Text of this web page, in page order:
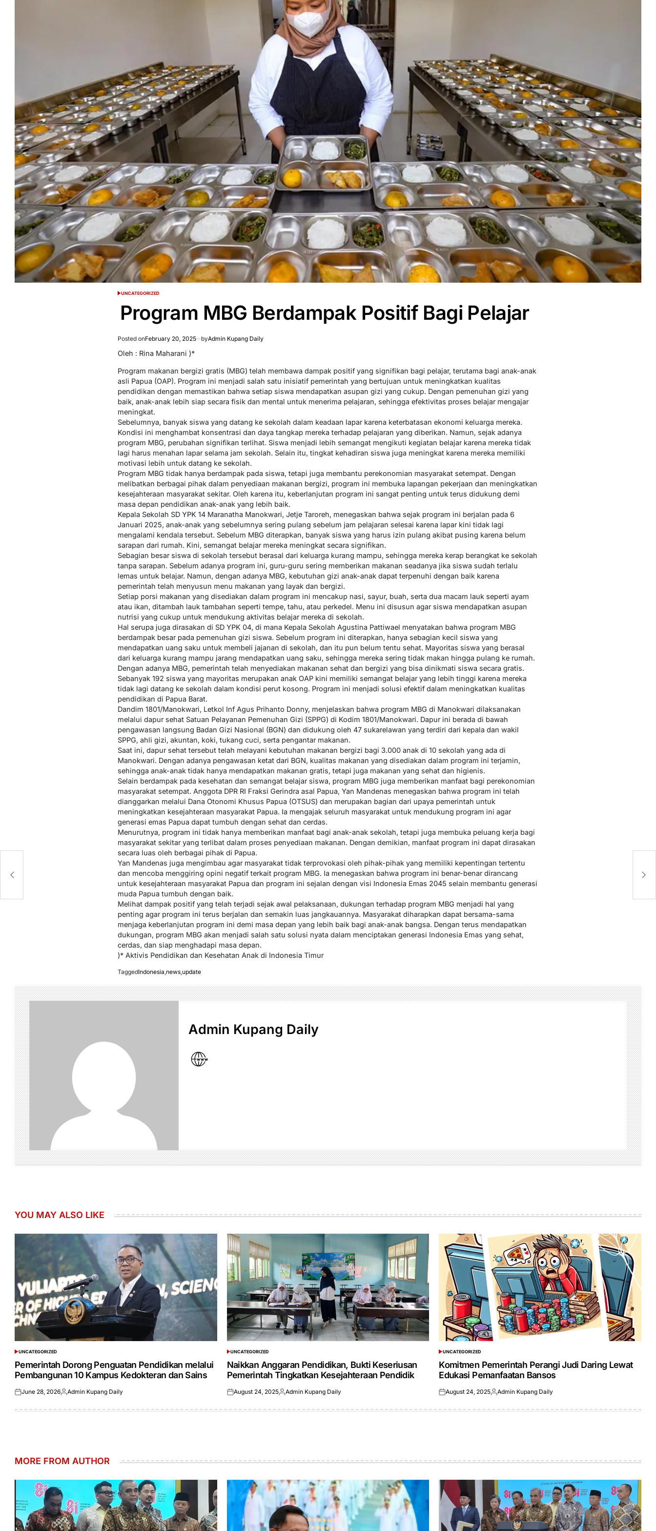
POSTED
UNCATEGORIZED
Program MBG Berdampak Positif Bagi Pelajar
Posted onFebruary 20, 2025 byAdmin Kupang Daily
Oleh : Rina Maharani )*
Program makanan bergizi gratis (MBG) telah membawa dampak positif yang signifikan bagi pelajar, terutama bagi anak-anak
asli Papua (OAP). Program ini menjadi salah satu inisiatif pemerintah yang bertujuan untuk meningkatkan kualitas
pendidikan dengan memastikan bahwa setiap siswa mendapatkan asupan gizi yang cukup. Dengan pemenuhan gizi yang
baik, anak-anak lebih siap secara fisik dan mental untuk menerima pelajaran, sehingga efektivitas proses belajar mengajar
meningkat.
Sebelumnya, banyak siswa yang datang ke sekolah dalam keadaan lapar karena keterbatasan ekonomi keluarga mereka.
Kondisi ini menghambat konsentrasi dan daya tangkap mereka terhadap pelajaran yang diberikan. Namun, sejak adanya
program MBG, perubahan signifikan terlihat. Siswa menjadi lebih semangat mengikuti kegiatan belajar karena mereka tidak
lagi harus menahan lapar selama jam sekolah. Selain itu, tingkat kehadiran siswa juga meningkat karena mereka memiliki
motivasi lebih untuk datang ke sekolah.
Program MBG tidak hanya berdampak pada siswa, tetapi juga membantu perekonomian masyarakat setempat. Dengan
melibatkan berbagai pihak dalam penyediaan makanan bergizi, program ini membuka lapangan pekerjaan dan meningkatkan
kesejahteraan masyarakat sekitar. Oleh karena itu, keberlanjutan program ini sangat penting untuk terus didukung demi
masa depan pendidikan anak-anak yang lebih baik.
Kepala Sekolah SD YPK 14 Maranatha Manokwari, Jetje Taroreh, menegaskan bahwa sejak program ini berjalan pada 6
Januari 2025, anak-anak yang sebelumnya sering pulang sebelum jam pelajaran selesai karena lapar kini tidak lagi
mengalami kendala tersebut. Sebelum MBG diterapkan, banyak siswa yang harus izin pulang akibat pusing karena belum
sarapan dari rumah. Kini, semangat belajar mereka meningkat secara signifikan.
Sebagian besar siswa di sekolah tersebut berasal dari keluarga kurang mampu, sehingga mereka kerap berangkat ke sekolah
tanpa sarapan. Sebelum adanya program ini, guru-guru sering memberikan makanan seadanya jika siswa sudah terlalu
lemas untuk belajar. Namun, dengan adanya MBG, kebutuhan gizi anak-anak dapat terpenuhi dengan baik karena
pemerintah telah menyusun menu makanan yang layak dan bergizi.
Setiap porsi makanan yang disediakan dalam program ini mencakup nasi, sayur, buah, serta dua macam lauk seperti ayam
atau ikan, ditambah lauk tambahan seperti tempe, tahu, atau perkedel. Menu ini disusun agar siswa mendapatkan asupan
nutrisi yang cukup untuk mendukung aktivitas belajar mereka di sekolah.
Hal serupa juga dirasakan di SD YPK 04, di mana Kepala Sekolah Agustina Pattiwael menyatakan bahwa program MBG
berdampak besar pada pemenuhan gizi siswa. Sebelum program ini diterapkan, hanya sebagian kecil siswa yang
mendapatkan uang saku untuk membeli jajanan di sekolah, dan itu pun belum tentu sehat. Mayoritas siswa yang berasal
dari keluarga kurang mampu jarang mendapatkan uang saku, sehingga mereka sering tidak makan hingga pulang ke rumah.
Dengan adanya MBG, pemerintah telah menyediakan makanan sehat dan bergizi yang bisa dinikmati siswa secara gratis.
Sebanyak 192 siswa yang mayoritas merupakan anak OAP kini memiliki semangat belajar yang lebih tinggi karena mereka
tidak lagi datang ke sekolah dalam kondisi perut kosong. Program ini menjadi solusi efektif dalam meningkatkan kualitas
pendidikan di Papua Barat.
Dandim 1801/Manokwari, Letkol Inf Agus Prihanto Donny, menjelaskan bahwa program MBG di Manokwari dilaksanakan
melalui dapur sehat Satuan Pelayanan Pemenuhan Gizi (SPPG) di Kodim 1801/Manokwari. Dapur ini berada di bawah
pengawasan langsung Badan Gizi Nasional (BGN) dan didukung oleh 47 sukarelawan yang terdiri dari kepala dan wakil
SPPG, ahli gizi, akuntan, koki, tukang cuci, serta pengantar makanan.
Saat ini, dapur sehat tersebut telah melayani kebutuhan makanan bergizi bagi 3.000 anak di 10 sekolah yang ada di
Manokwari. Dengan adanya pengawasan ketat dari BGN, kualitas makanan yang disediakan dalam program ini terjamin,
sehingga anak-anak tidak hanya mendapatkan makanan gratis, tetapi juga makanan yang sehat dan higienis.
Selain berdampak pada kesehatan dan semangat belajar siswa, program MBG juga memberikan manfaat bagi perekonomian
masyarakat setempat. Anggota DPR RI Fraksi Gerindra asal Papua, Yan Mandenas menegaskan bahwa program ini telah
dianggarkan melalui Dana Otonomi Khusus Papua (OTSUS) dan merupakan bagian dari upaya pemerintah untuk
meningkatkan kesejahteraan masyarakat Papua. Ia mengajak seluruh masyarakat untuk mendukung program ini agar
generasi emas Papua dapat tumbuh dengan sehat dan cerdas.
Menurutnya, program ini tidak hanya memberikan manfaat bagi anak-anak sekolah, tetapi juga membuka peluang kerja bagi
masyarakat sekitar yang terlibat dalam proses penyediaan makanan. Dengan demikian, manfaat program ini dapat dirasakan
secara luas oleh berbagai pihak di Papua.
Yan Mandenas juga mengimbau agar masyarakat tidak terprovokasi oleh pihak-pihak yang memiliki kepentingan tertentu
dan mencoba menggiring opini negatif terkait program MBG. Ia menegaskan bahwa program ini benar-benar dirancang
untuk kesejahteraan masyarakat Papua dan program ini sejalan dengan visi Indonesia Emas 2045 selain membantu generasi
muda Papua tumbuh dengan baik.
Melihat dampak positif yang telah terjadi sejak awal pelaksanaan, dukungan terhadap program MBG menjadi hal yang
penting agar program ini terus berjalan dan semakin luas jangkauannya. Masyarakat diharapkan dapat bersama-sama
menjaga keberlanjutan program ini demi masa depan yang lebih baik bagi anak-anak bangsa. Dengan terus mendapatkan
dukungan, program MBG akan menjadi salah satu solusi nyata dalam menciptakan generasi Indonesia Emas yang sehat,
cerdas, dan siap menghadapi masa depan.
)* Aktivis Pendidikan dan Kesehatan Anak di Indonesia Timur
TaggedIndonesia,news,update
Admin Kupang Daily
YOU MAY ALSO LIKE
POSTED
IN
UNCATEGORIZED
Pemerintah Dorong Penguatan Pendidikan melalui
Pembangunan 10 Kampus Kedokteran dan Sains
Posted
June 28, 2026Posted
Admin Kupang Daily
POSTED
IN
UNCATEGORIZED
Naikkan Anggaran Pendidikan, Bukti Keseriusan
Pemerintah Tingkatkan Kesejahteraan Pendidik
Posted
August 24, 2025Posted
Admin Kupang Daily
POSTED
IN
UNCATEGORIZED
Komitmen Pemerintah Perangi Judi Daring Lewat
Edukasi Pemanfaatan Bansos
Posted
August 24, 2025Posted
Admin Kupang Daily
MORE FROM AUTHOR